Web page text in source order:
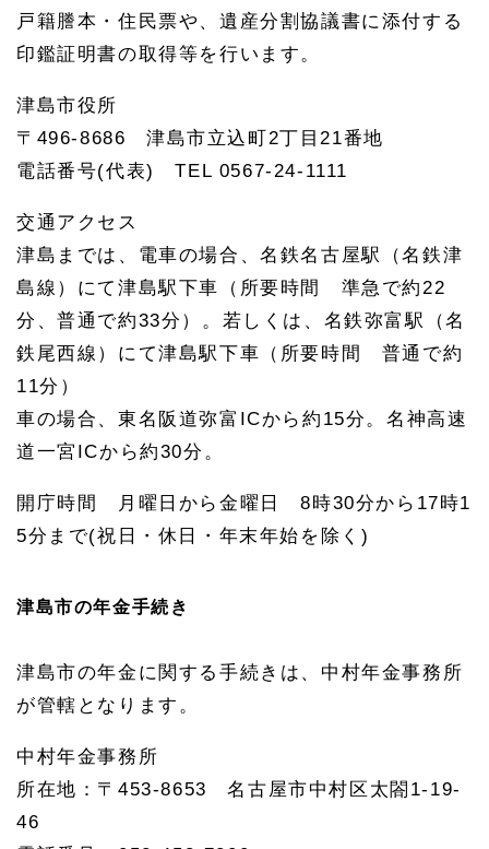
戸籍謄本・住民票や、遺産分割協議書に添付する
印鑑証明書の取得等を行います。
津島市役所
〒496-8686 津島市立込町2丁目21番地
電話番号(代表) TEL 0567-24-1111
交通アクセス
津島までは、電車の場合、名鉄名古屋駅（名鉄津
島線）にて津島駅下車（所要時間 準急で約22
分、普通で約33分）。若しくは、名鉄弥富駅（名
鉄尾西線）にて津島駅下車（所要時間 普通で約
11分）
車の場合、東名阪道弥富ICから約15分。名神高速
道一宮ICから約30分。
開庁時間 月曜日から金曜日 8時30分から17時1
5分まで(祝日・休日・年末年始を除く)
津島市の年金手続き
津島市の年金に関する手続きは、中村年金事務所
が管轄となります。
中村年金事務所
所在地：〒453-8653 名古屋市中村区太閤1-19-
46